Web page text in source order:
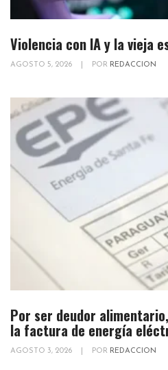
Violencia con IA y la vieja
AGOSTO 5, 2026 POR REDACCION
Por ser deudor
la factura de energía
AGOSTO 3, 2026 POR REDACCION